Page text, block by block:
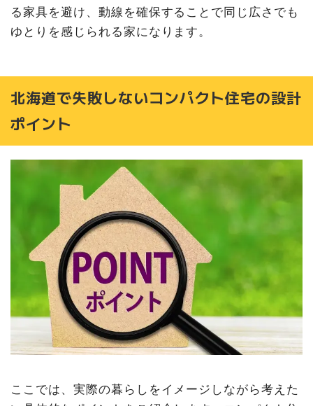
る家具を避け、動線を確保することで同じ広さでも
ゆとりを感じられる家になります。
北海道で失敗しないコンパクト住宅の設計
ポイント
ここでは、実際の暮らしをイメージしながら考えた